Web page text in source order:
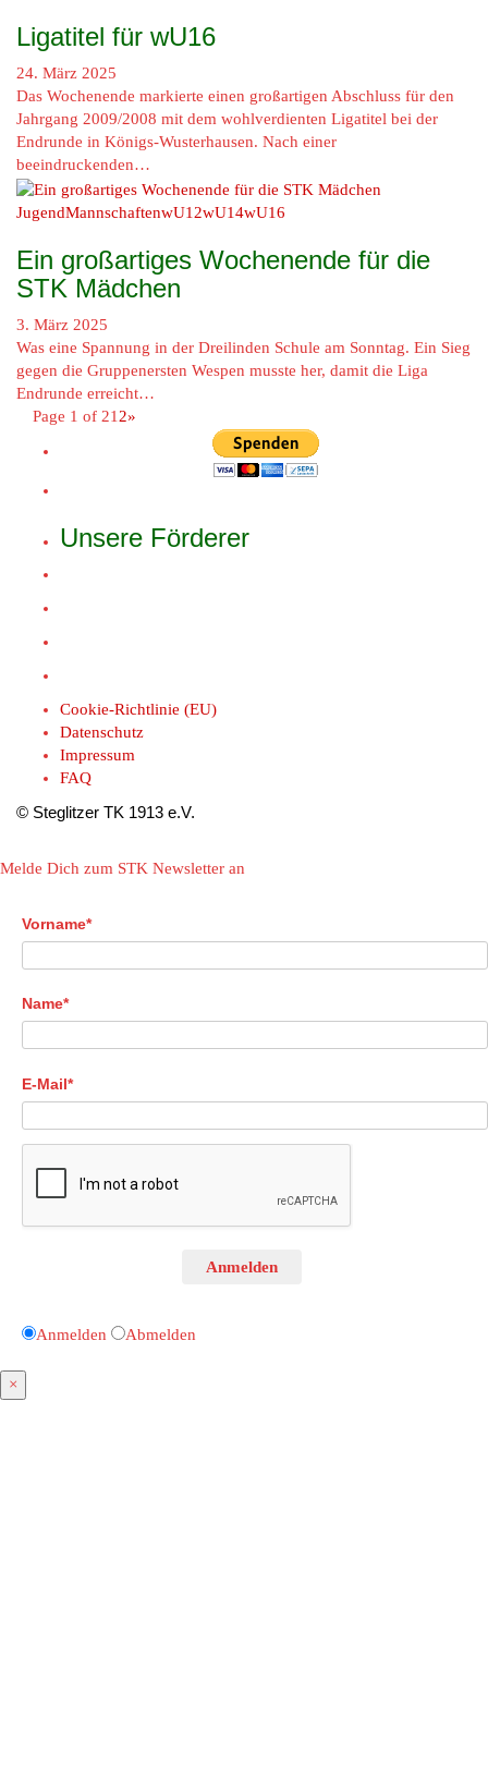
Ligatitel für wU16
24. März 2025
Das Wochenende markierte einen großartigen Abschluss für den
Jahrgang 2009/2008 mit dem wohlverdienten Ligatitel bei der
Endrunde in Königs-Wusterhausen. Nach einer
beeindruckenden…
JugendMannschaftenwU12wU14wU16
Ein großartiges Wochenende für die
STK Mädchen
3. März 2025
Was eine Spannung in der Dreilinden Schule am Sonntag. Ein Sieg
gegen die Gruppenersten Wespen musste her, damit die Liga
Endrunde erreicht…
Page 1 of 21 2»
Unsere Förderer
Cookie-Richtlinie (EU)
Datenschutz
Impressum
FAQ
© Steglitzer TK 1913 e.V.
Melde Dich zum STK Newsletter an
Vorname*
Name*
E-Mail*
Anmelden
Anmelden Abmelden
×